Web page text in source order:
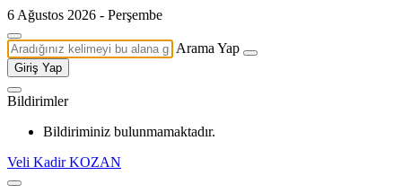
6 Ağustos 2026 - Perşembe
Arama Yap
Giriş Yap
Bildirimler
Bildiriminiz bulunmamaktadır.
Veli Kadir KOZAN